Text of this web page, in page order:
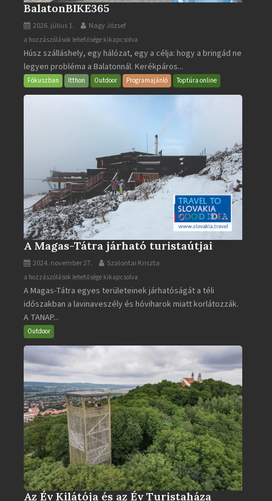
BalatonBIKE365
2026. július 1. Nagy József
BalatonBIKE365
bejegyzéshez
a hozzászólások lehetősége kikapcsolva
Húsz szálláshely, egy hálózat, egy a célja: hogy a bringád ne
legyen probléma a Balatonnál. Kerékpáros...
Fókuszban Itthon Outdoor Programajánló Toptúra online
A Magas-Tátra járható turistaútjai
2024. november 27. Szalontai Kriszta
A
Magas-
Tátra
járható
turistaútjai
a hozzászólások lehetősége kikapcsolva
A Magas-Tátra egyes területeinek járhatóságát a téli
időszakban a lavinaveszély és hóviharok miatt korlátozzák.
A TANAP...
Outdoor
Az Év Kilátója és az Év Turistaháza